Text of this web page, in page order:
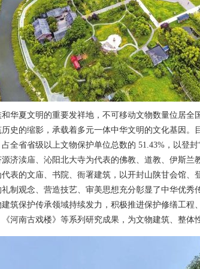
夏文明的重要发祥地，不可移动文物数量位居全
史的缩影，承载着多元一体中华文明的文化基因。
全省省级以上文物保护单位总数的 51.43%，以登
济渎庙、沁阳北大寺为代表的佛教、道教、伊斯兰
表的文庙、书院、衙署建筑，以开封山陕甘会馆、
制观念、营造技艺、审美思想充分彰显了中华优秀
筑保护传承领域持续发力，积极推进保护修缮工程
河南古戏楼》等系列研究成果，为文物建筑、整体